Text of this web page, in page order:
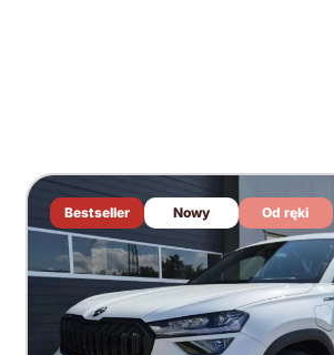
Bestseller Nowy Od ręki